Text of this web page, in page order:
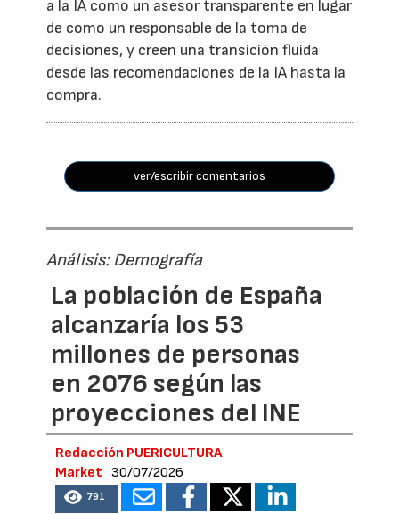
a la IA como un asesor transparente en lugar
de como un responsable de la toma de
decisiones, y creen una transición fluida
desde las recomendaciones de la IA hasta la
compra.
ver/escribir comentarios
Análisis: Demografía
La población de España
alcanzaría los 53
millones de personas
en 2076 según las
proyecciones del INE
Redacción PUERICULTURA
Market
30/07/2026
791